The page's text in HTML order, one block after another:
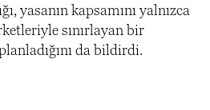
yasanın kapsamını yalnızca
sınırlayan bir
da bildirdi.